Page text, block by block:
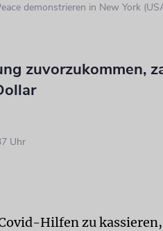
demonstrieren in New York
zuvorzukommen,
Uhr
Hilfen zu